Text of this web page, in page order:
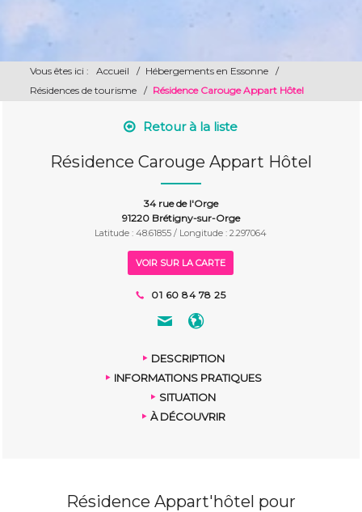
Vous êtes ici : Accueil / Hébergements en Essonne
/
Résidences de tourisme
/ Résidence Carouge Appart Hôtel
Retour à la liste
Résidence Carouge Appart Hôtel
34 rue de l'Orge
91220 Brétigny-sur-Orge
Latitude : 48.61855 / Longitude : 2.297064
VOIR SUR LA CARTE
01 60 84 78 25
DESCRIPTION
INFORMATIONS PRATIQUES
SITUATION
À DÉCOUVRIR
Résidence Appart'hôtel pour